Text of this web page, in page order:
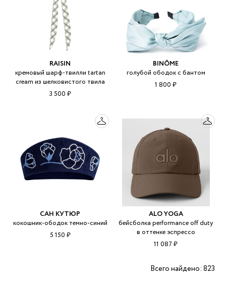
RAISIN
кремовый шарф-твилли tartan
cream из шелковистого твила
3 500 ₽
BINÔME
голубой ободок с бантом
1 800 ₽
САН КУТЮР
кокошник-ободок темно-синий
5 150 ₽
ALO YOGA
бейсболка performance off duty
в оттенке эспрессо
11 087 ₽
Всего найдено: 823